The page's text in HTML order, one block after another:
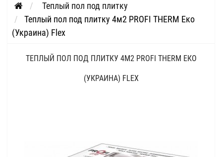
Теплый пол под плитку
Теплый пол под плитку 4м2 PROFI THERM Еко
(Украина) Flex
ТЕПЛЫЙ ПОЛ ПОД ПЛИТКУ 4М2 PROFI THERM ЕКО
(УКРАИНА) FLEX